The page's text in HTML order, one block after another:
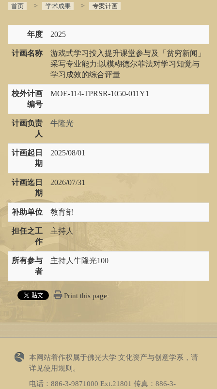
首页 学术成果 专案计画
年度 2025
计画名称
游戏式学习投入提升课堂参与及「贫穷新闻」
采写专业能力:以模糊德尔菲法对学习知觉与
学习成效的综合评量
校外计画
编号
MOE-114-TPRSR-1050-011Y1
计画负责
人
牛隆光
计画起日
期
2025/08/01
计画迄日
期
2026/07/31
补助单位 教育部
担任之工
作
主持人
所有参与
者
主持人牛隆光100
Print this page
本网站着作权属于佛光大学 文化资产与创意学系，请
详见使用规则 。
电话： 886-3-9871000 Ext.21801 传真： 886-3-